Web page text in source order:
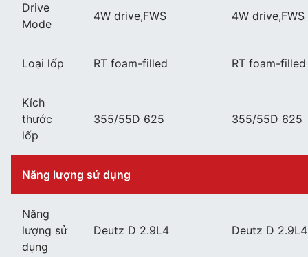
Drive
Mode
4W drive,FWS 4W drive,FWS
Loại lốp RT foam-filled RT foam-filled
Kích
thước
lốp
355/55D 625 355/55D 625
Năng lượng sử dụng
Năng
lượng sử
dụng
Deutz D 2.9L4 Deutz D 2.9L4